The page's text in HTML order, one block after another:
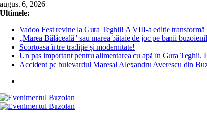
Skip
to
august 6, 2026
Ultimele:
Vadoo Fest revine la Gura Teghii! A VIII-a ediție
„Marea Bălăceală” sau marea bătaie de joc pe banii
Scortoasa între tradiție și modernitate!
Un pas important pentru alimentarea cu apă în Gura
Accident pe bulevardul Mareșal Alexandru Averescu din